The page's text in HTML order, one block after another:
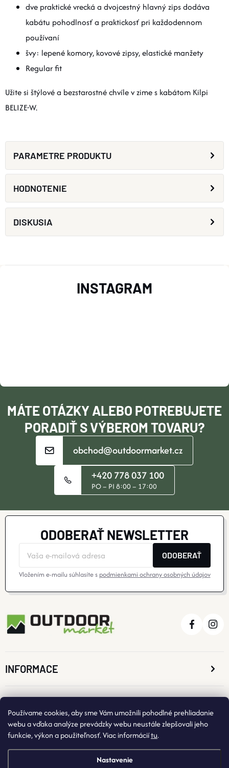
Používame cookies, aby sme Vám umožnili pohodlné prehliadanie
webu a vďaka analýze prevádzky webu neustále zlepšovali jeho
funkcie, výkon a použiteľnosť. Viac informáciítu.
Nastavenie
dve praktické vrecká a dvojcestný hlavný zips dodáva
kabátu pohodlnosť a praktickosť pri každodennom
používaní
švy: lepené komory, kovové zipsy, elastické manžety
Regular fit
Užite si štýlové a bezstarostné chvíle v zime s kabátom Kilpi
BELIZE-W.
PARAMETRE PRODUKTU
HODNOTENIE
DISKUSIA
T
MÁTE OTÁZKY ALEBO POTREBUJETE
PORADIŤ S VÝBEROM TOVARU?
obchod@outdoormarket.cz
+420 778 037 100
PO – PI 8:00 – 17:00
INSTAGRAM
ODOBERAŤ NEWSLETTER
ODOBERAŤ
Vložením e-mailu súhlasíte s podmienkami ochrany osobných údajov
INFORMACE
KONTAKTNÉ ÚDAJE